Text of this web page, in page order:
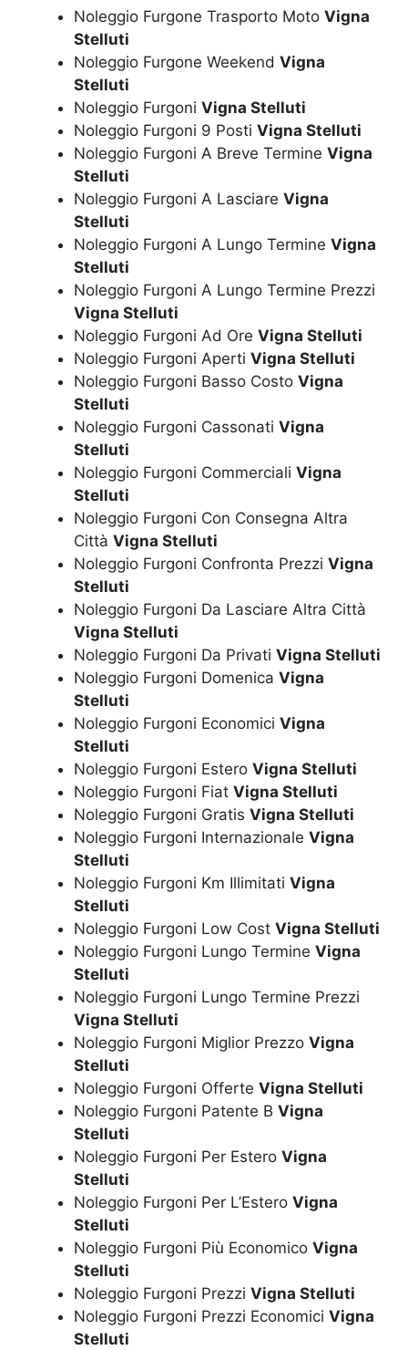
Noleggio Furgone Trasporto Moto Vigna
Stelluti
Noleggio Furgone Weekend Vigna
Stelluti
Noleggio Furgoni Vigna Stelluti
Noleggio Furgoni 9 Posti Vigna Stelluti
Noleggio Furgoni A Breve Termine Vigna
Stelluti
Noleggio Furgoni A Lasciare Vigna
Stelluti
Noleggio Furgoni A Lungo Termine Vigna
Stelluti
Noleggio Furgoni A Lungo Termine Prezzi
Vigna Stelluti
Noleggio Furgoni Ad Ore Vigna Stelluti
Noleggio Furgoni Aperti Vigna Stelluti
Noleggio Furgoni Basso Costo Vigna
Stelluti
Noleggio Furgoni Cassonati Vigna
Stelluti
Noleggio Furgoni Commerciali Vigna
Stelluti
Noleggio Furgoni Con Consegna Altra
Città Vigna Stelluti
Noleggio Furgoni Confronta Prezzi Vigna
Stelluti
Noleggio Furgoni Da Lasciare Altra Città
Vigna Stelluti
Noleggio Furgoni Da Privati Vigna Stelluti
Noleggio Furgoni Domenica Vigna
Stelluti
Noleggio Furgoni Economici Vigna
Stelluti
Noleggio Furgoni Estero Vigna Stelluti
Noleggio Furgoni Fiat Vigna Stelluti
Noleggio Furgoni Gratis Vigna Stelluti
Noleggio Furgoni Internazionale Vigna
Stelluti
Noleggio Furgoni Km Illimitati Vigna
Stelluti
Noleggio Furgoni Low Cost Vigna Stelluti
Noleggio Furgoni Lungo Termine Vigna
Stelluti
Noleggio Furgoni Lungo Termine Prezzi
Vigna Stelluti
Noleggio Furgoni Miglior Prezzo Vigna
Stelluti
Noleggio Furgoni Offerte Vigna Stelluti
Noleggio Furgoni Patente B Vigna
Stelluti
Noleggio Furgoni Per Estero Vigna
Stelluti
Noleggio Furgoni Per L’Estero Vigna
Stelluti
Noleggio Furgoni Più Economico Vigna
Stelluti
Noleggio Furgoni Prezzi Vigna Stelluti
Noleggio Furgoni Prezzi Economici Vigna
Stelluti